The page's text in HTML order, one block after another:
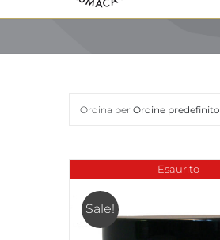
Ordina per Ordine predefinito
Esaurito
Sale!